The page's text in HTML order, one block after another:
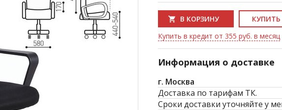
В КОРЗИНУ
Купить в кредит от 355 руб. в месяц
Информация о доставке
г. Москва
Доставка по тарифам ТК.
Сроки доставки уточняйте у